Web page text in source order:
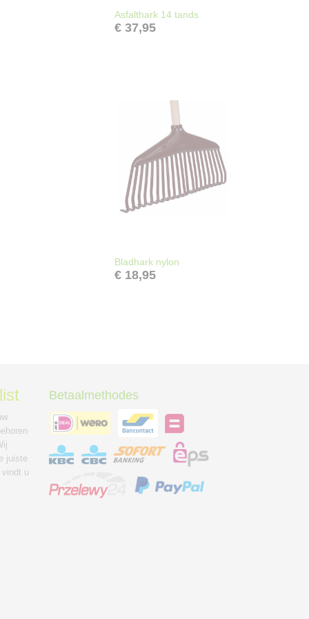
Asfalthark 14 tands
€ 37,95
Bladhark nylon
€ 18,95
juiste
u
Betaalmethodes